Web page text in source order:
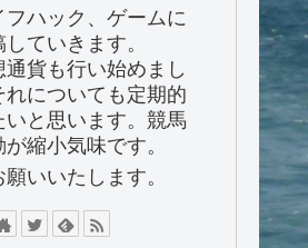
ハック、ゲームに
ていきます。
貨も行い始めまし
についても定期的
と思います。競馬
縮小気味です。
いいたします。